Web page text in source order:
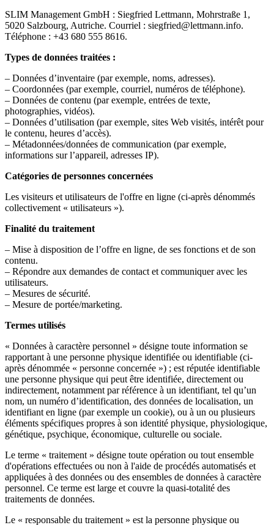
SLIM Management GmbH : Siegfried Lettmann, Mohrstraße 1,
5020 Salzbourg, Autriche. Courriel : siegfried@lettmann.info.
Téléphone : +43 680 555 8616.
Types de données traitées :
– Données d’inventaire (par exemple, noms, adresses).
– Coordonnées (par exemple, courriel, numéros de téléphone).
– Données de contenu (par exemple, entrées de texte,
photographies, vidéos).
– Données d’utilisation (par exemple, sites Web visités, intérêt pour
le contenu, heures d’accès).
– Métadonnées/données de communication (par exemple,
informations sur l’appareil, adresses IP).
Catégories de personnes concernées
Les visiteurs et utilisateurs de l'offre en ligne (ci-après dénommés
collectivement « utilisateurs »).
Finalité du traitement
– Mise à disposition de l’offre en ligne, de ses fonctions et de son
contenu.
– Répondre aux demandes de contact et communiquer avec les
utilisateurs.
– Mesures de sécurité.
– Mesure de portée/marketing.
Termes utilisés
« Données à caractère personnel » désigne toute information se
rapportant à une personne physique identifiée ou identifiable (ci-
après dénommée « personne concernée ») ; est réputée identifiable
une personne physique qui peut être identifiée, directement ou
indirectement, notamment par référence à un identifiant, tel qu’un
nom, un numéro d’identification, des données de localisation, un
identifiant en ligne (par exemple un cookie), ou à un ou plusieurs
éléments spécifiques propres à son identité physique, physiologique,
génétique, psychique, économique, culturelle ou sociale.
Le terme « traitement » désigne toute opération ou tout ensemble
d'opérations effectuées ou non à l'aide de procédés automatisés et
appliquées à des données ou des ensembles de données à caractère
personnel. Ce terme est large et couvre la quasi-totalité des
traitements de données.
Le « responsable du traitement » est la personne physique ou